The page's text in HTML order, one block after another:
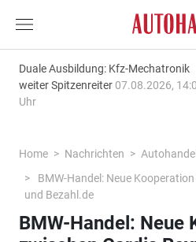
Duale Ausbildung: Kfz-Mechatronik
weiter Spitzenreiter 07.08.2026,
Uhr
Home Nachrichten
Autohandel
BMW-Handel: Neue
und Bezahl.de
BMW-Handel: Neue